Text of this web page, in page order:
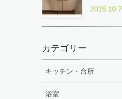
2025.10.7
カテゴリー
キッチン・台所
浴室